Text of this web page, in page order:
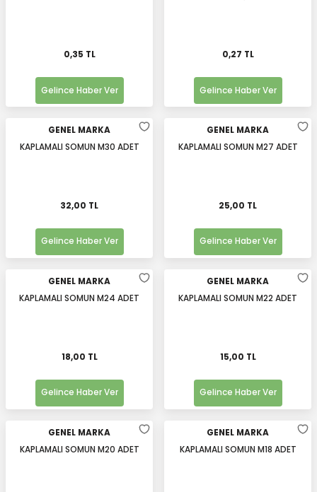
0,35 TL
Gelince Haber Ver
0,27 TL
Gelince Haber Ver
GENEL MARKA
KAPLAMALI SOMUN M30 ADET
32,00 TL
Gelince Haber Ver
GENEL MARKA
KAPLAMALI SOMUN M27 ADET
25,00 TL
Gelince Haber Ver
GENEL MARKA
KAPLAMALI SOMUN M24 ADET
18,00 TL
Gelince Haber Ver
GENEL MARKA
KAPLAMALI SOMUN M22 ADET
15,00 TL
Gelince Haber Ver
GENEL MARKA
KAPLAMALI SOMUN M20 ADET
GENEL MARKA
KAPLAMALI SOMUN M18 ADET